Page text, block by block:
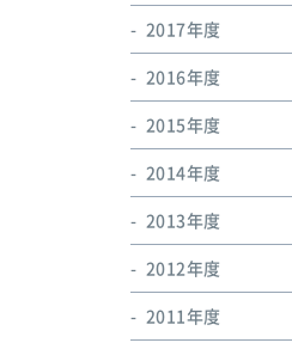
2017年度
2016年度
2015年度
2014年度
2013年度
2012年度
2011年度